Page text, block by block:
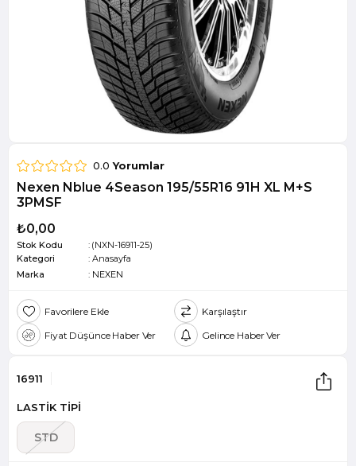
0.0 Yorumlar
Nexen Nblue 4Season 195/55R16 91H XL M+S
3PMSF
₺0,00
Stok Kodu
(NXN-16911-25)
Kategori
: Anasayfa
Marka
: NEXEN
Favorilere Ekle
Karşılaştır
Fiyat Düşünce Haber Ver
Gelince Haber Ver
16911
LASTİK TİPİ
STD